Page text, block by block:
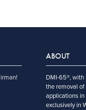
ABOUT
DMI-65®, with
the removal
applications
exclusively in